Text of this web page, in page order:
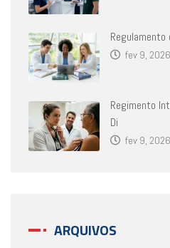
Regulamento
fev 9, 2026
Regimento
Di
fev 9, 2026
ARQUIVOS